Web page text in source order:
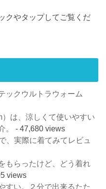
クやタップしてご覧くだ
ックウルトラウォーム
は、涼しくて使いやすい
。
- 47,680 views
、実際に着てみてレビュ
もらったけど、どう着れ
views
すい。２分で出来るたた